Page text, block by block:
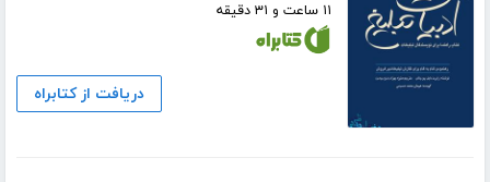
۱۱ ساعت و ۳۱ دقیقه
دریافت از کتابراه